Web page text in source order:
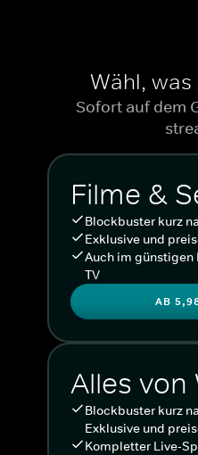
Wähl,
Sofort auf dem
Filme &
Blockbuster kurz
Exklusive und
Auch im
TV
AB
Alles von
Blockbuster kurz
Exklusive und
Kompletter Live-